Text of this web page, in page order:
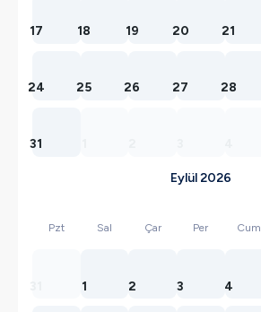
17 18 19 20 21
24 25 26 27 28
31
Eylül 2026
Pzt Sal Çar Per Cum
1 2 3 4